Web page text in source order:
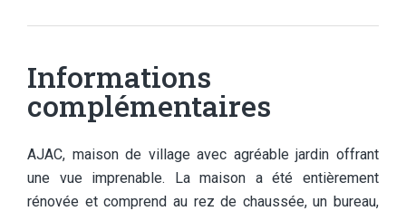
Informations
complémentaires
AJAC, maison de village avec agréable jardin offrant
une vue imprenable. La maison a été entièrement
rénovée et comprend au rez de chaussée, un bureau,